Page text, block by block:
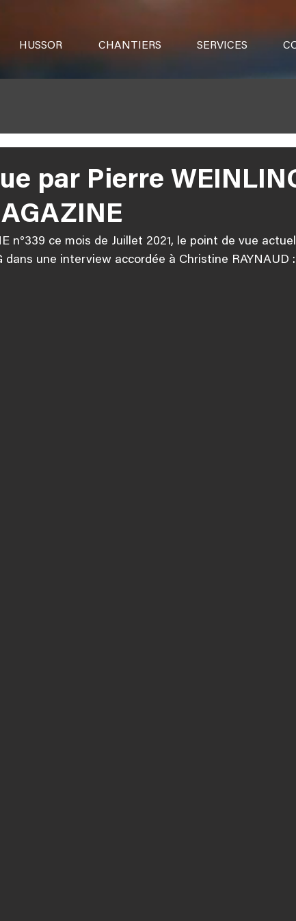
HUSSOR CHANTIERS SERVICES
par Pierre
n°339 ce mois de Juillet 2021, le point de vue
dans une interview accordée à Christine RAYNAUD :